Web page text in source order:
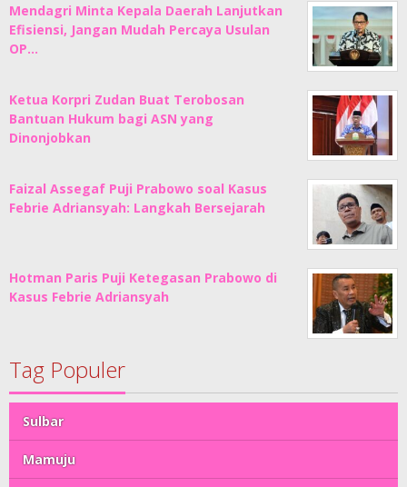
Mendagri Minta Kepala Daerah Lanjutkan
Efisiensi, Jangan Mudah Percaya Usulan
OP…
Ketua Korpri Zudan Buat Terobosan
Bantuan Hukum bagi ASN yang
Dinonjobkan
Faizal Assegaf Puji Prabowo soal Kasus
Febrie Adriansyah: Langkah Bersejarah
Hotman Paris Puji Ketegasan Prabowo di
Kasus Febrie Adriansyah
Tag Populer
Sulbar
Mamuju